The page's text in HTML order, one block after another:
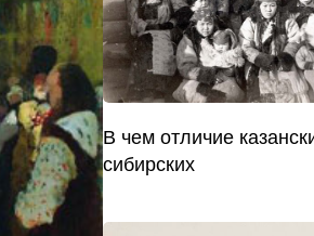
В чем отличие
сибирских